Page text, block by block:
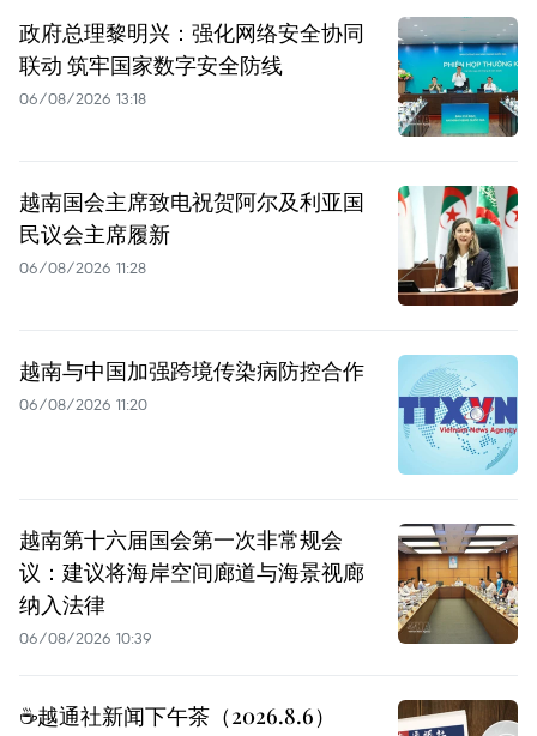
政府总理黎明兴：强化网络安全协同
联动 筑牢国家数字安全防线
06/08/2026 13:18
越南国会主席致电祝贺阿尔及利亚国
民议会主席履新
06/08/2026 11:28
越南与中国加强跨境传染病防控合作
06/08/2026 11:20
越南第十六届国会第一次非常规会
议：建议将海岸空间廊道与海景视廊
纳入法律
06/08/2026 10:39
☕️越通社新闻下午茶（2026.8.6）